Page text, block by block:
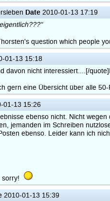
Date2010-01-13 17:19
question which people
01-13 15:18
davon nicht interessiert....[/
gern eine Übersicht über alle
01-13 15:26
ebenso nicht. Nicht
jemanden im Schreiben
ebenso. Leider kann ich
sorry!
2010-01-13 15:39